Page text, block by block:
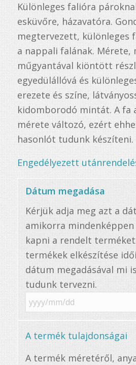
Különleges falióra
esküvőre, házavatóra.
megtervezett, különleges
a nappali falának. Mérete,
műgyantával kiöntött
egyedülállóvá és
erezete és színe,
kidomborodó mintát. A fa
mérete változó, ezért
hasonlót tudunk készíteni.
Engedélyezett
Dátum megadása
Kérjük adja meg azt a
amikorra
kapni a rendelt
termékek elkészítése
dátum megadásával mi
tudunk tervezni.
A termék tulajdonságai
A termék méretéről,